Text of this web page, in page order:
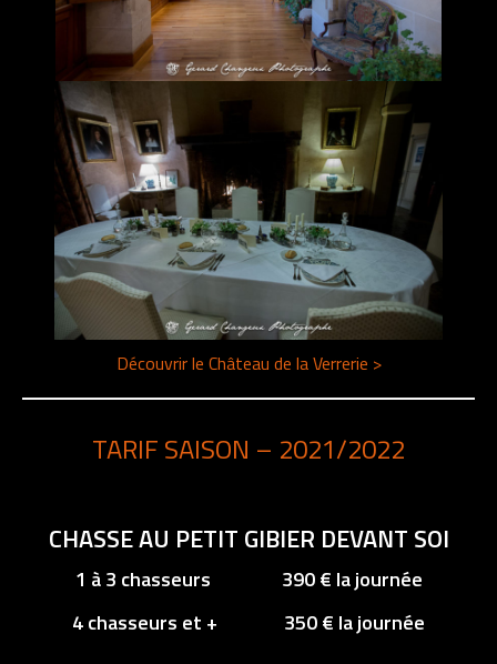
Découvrir le Château de la Verrerie >
TARIF SAISON – 2021/2022
CHASSE AU PETIT GIBIER DEVANT SOI
1 à 3 chasseurs 390 € la journée
4 chasseurs et + 350 € la journée